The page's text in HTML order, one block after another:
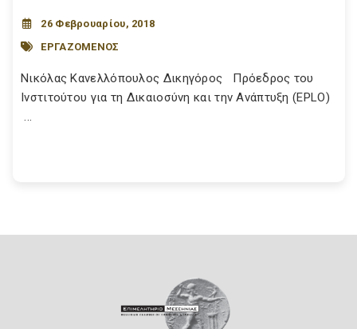
26 Φεβρουαρίου, 2018
ΕΡΓΑΖΟΜΕΝΟΣ
Νικόλας Κανελλόπουλος Δικηγόρος Πρόεδρος του
Ινστιτούτου για τη Δικαιοσύνη και την Ανάπτυξη (EPLO)
...